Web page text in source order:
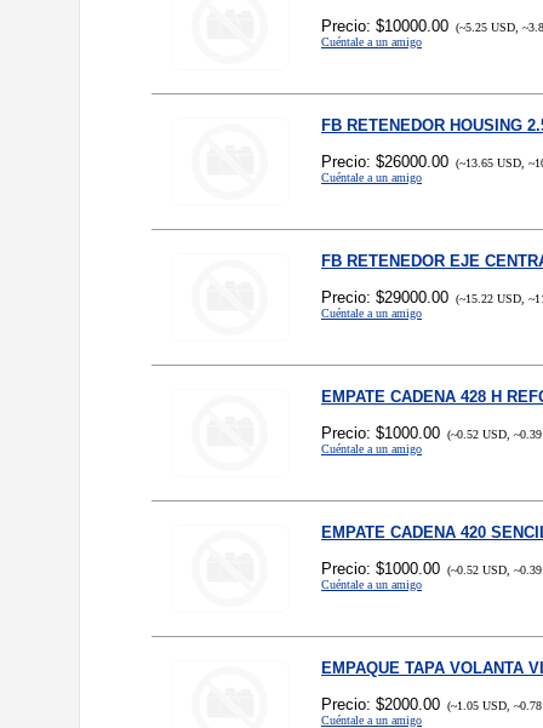
Precio: $10000.00 (~5.25 USD,
Cuéntale a un amigo
FB RETENEDOR HOUSING
Precio: $26000.00 (~13.65 USD,
Cuéntale a un amigo
FB RETENEDOR EJE
Precio: $29000.00 (~15.22 USD,
Cuéntale a un amigo
EMPATE CADENA 428 H
Precio: $1000.00 (~0.52 USD,
Cuéntale a un amigo
EMPATE CADENA 420
Precio: $1000.00 (~0.52 USD,
Cuéntale a un amigo
EMPAQUE TAPA VOLANTA
Precio: $2000.00 (~1.05 USD,
Cuéntale a un amigo